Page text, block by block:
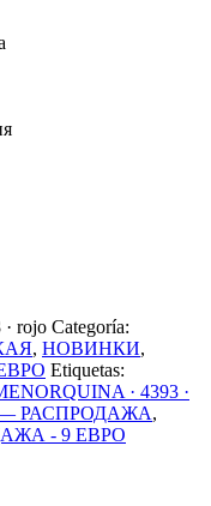
rojo Categoría:
, НОВИНКИ,
Etiquetas:
· 4393 ·
— РАСПРОДАЖА,
- 9 ЕВРО